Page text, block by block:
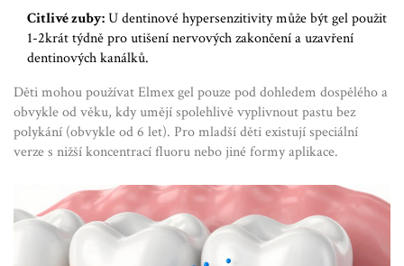
Citlivé zuby:U dentinové hypersenzitivity může být gel použit
1-2krát týdně pro utišení nervových zakončení a uzavření
dentinových kanálků.
Děti mohou používat Elmex gel pouze pod dohledem dospělého a
obvykle od věku, kdy umějí spolehlivě vyplivnout pastu bez
polykání (obvykle od 6 let). Pro mladší děti existují speciální
verze s nižší koncentrací fluoru nebo jiné formy aplikace.